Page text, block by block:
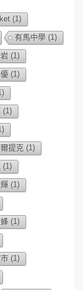
(1)
有馬中學 (1)
(1)
(1)
(1)
提克 (1)
(1)
(1)
(1)
(1)